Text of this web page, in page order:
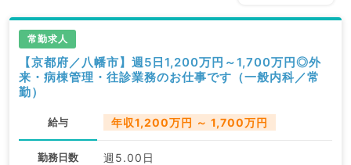
常勤求人
【京都府／八幡市】週5日1,200万円～1,700万円◎外
来・病棟管理・往診業務のお仕事です（一般内科／常
勤）
給与 年収1,200万円 ～ 1,700万円
勤務日数 週5.00日